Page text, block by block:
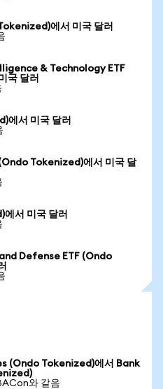
에서 미국 달러
& Technology ETF
국 달러
에서 미국 달러
Tokenized)에서 미국 달
서 미국 달러
Defense ETF (Ondo
(Ondo Tokenized)에서 Bank
와 같음